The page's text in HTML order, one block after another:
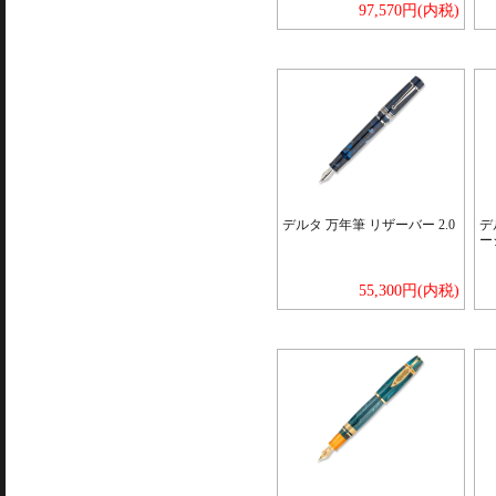
97,570円(内税)
デルタ 万年筆 リザーバー 2.0
55,300円(内税)
デ
ー